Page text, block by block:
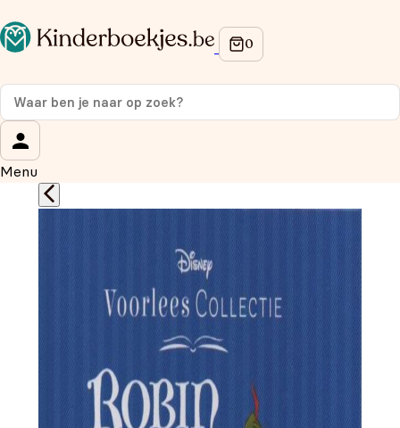
Menu
Op de hoogte blijven van onze acties?
Meld je aan voor onze nieuwsbrief en ontvang
korting
Wat is je voornaam?
Wat is je e-mailadres?*
Aanmelden
We gebruiken je gegevens om contact op te nemen, in
overeenstemming met ons
privacybeleid.